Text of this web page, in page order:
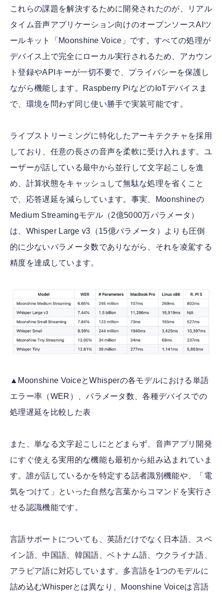
これらの課題を解決するために開発されたのが、リアル
タイム音声アプリケーション向けのオープンソースAIツ
ールキット「Moonshine Voice」です。すべての処理が
デバイス上で完全にローカル実行されるため、アカウン
ト登録やAPIキーが一切不要で、プライバシーを保護し
ながら機能します。Raspberry PiなどのIoTデバイスま
で、環境を問わず同じ使い勝手で実装可能です。
ライブストリーミングに特化したアーキテクチャを採用
しており、任意の長さの音声を柔軟に受け入れます。ユ
ーザーが話している最中から並行して文字起こしを進
め、計算状態をキャッシュして無駄な処理を省くこと
で、応答遅延を減らしています。事実、Moonshineの
Medium Streamingモデル（2億5000万パラメータ）
は、Whisper Large v3（15億パラメータ）よりも圧倒
的に少ないパラメータ数でありながら、それを凌駕する
精度を達成しています。
▲Moonshine VoiceとWhisperの各モデルにおける単語
エラー率（WER）、パラメータ数、各種デバイスでの
処理遅延を比較した表
また、単なる文字起こしにとどまらず、音声アプリ開発
にすぐ使える実用的な機能も最初から組み込まれていま
す。誰が話しているかを特定する話者識別機能や、「電
気をつけて」といった自然な言葉からコマンドを実行さ
せる認識機能です。
言語サポートについても、英語だけでなく日本語、スペ
イン語、中国語、韓国語、ベトナム語、ウクライナ語、
アラビア語に対応しています。多言語を1つのモデルに
詰め込むWhisperとは異なり、Moonshine Voiceは言語